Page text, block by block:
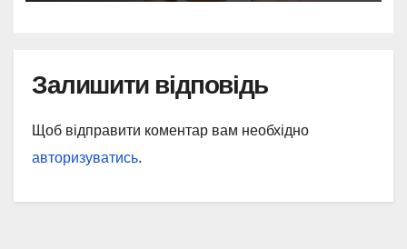
Залишити відповідь
Щоб відправити коментар вам необхідно
авторизуватись.